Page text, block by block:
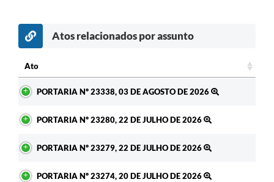
Atos relacionados por assunto
Ato
PORTARIA Nº 23338, 03 DE AGOSTO DE 2026
PORTARIA Nº 23280, 22 DE JULHO DE 2026
PORTARIA Nº 23279, 22 DE JULHO DE 2026
PORTARIA Nº 23274, 20 DE JULHO DE 2026